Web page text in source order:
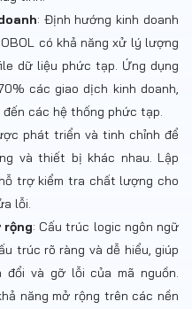
: Định hướng kinh doanh
có khả năng xử lý lượng
dữ liệu phức tạp. Ứng dụng
các giao dịch kinh doanh,
các hệ thống phức tạp.
phát triển và tinh chỉnh để
và thiết bị khác nhau. Lập
trợ kiểm tra chất lượng cho
lỗi.
rộng: Cấu trúc logic ngôn ngữ
trúc rõ ràng và dễ hiểu, giúp
và gỡ lỗi của mã nguồn.
năng mở rộng trên các nền